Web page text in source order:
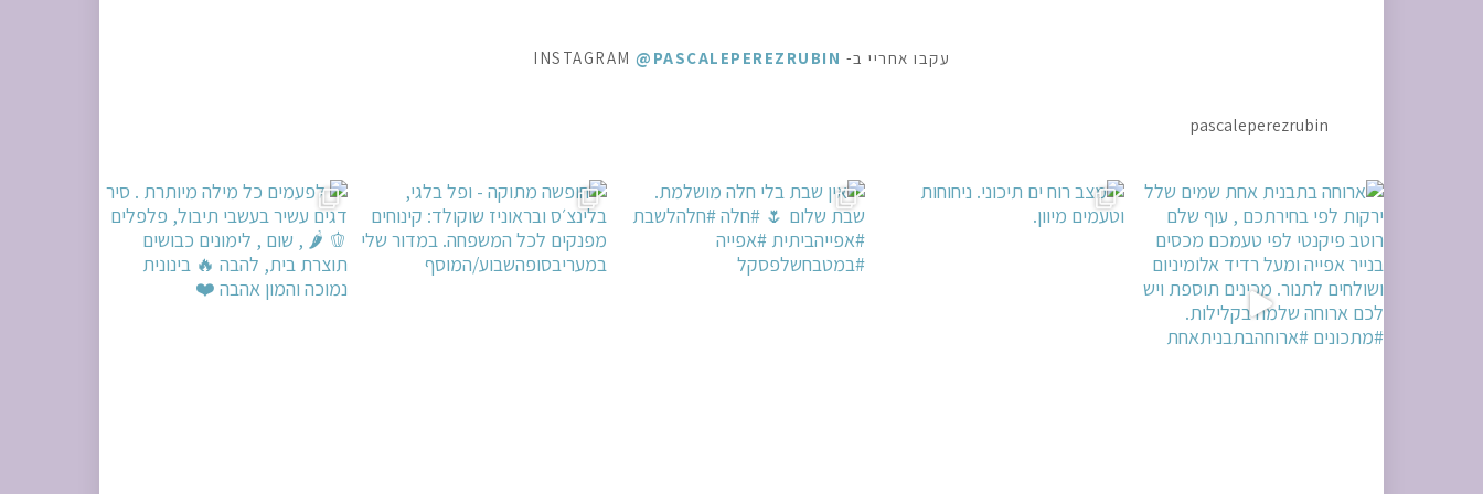
עקבו אחריי ב- INSTAGRAM @PASCALEPEREZRUBIN
pascaleperezrubin
מצב רוח ים תיכוני. ניחוחות וטעמים מיוון.
אין שבת בלי חלה מושלמת. שבת שלום 🌷 #חלה #חלהלשבת #חופשה מתוקה - ופל בלגי, בלינצ׳ס ובראוניז שוקולד: ק⁨ לפעמים כל מילה מיותרת . סיר דגים עשיר בעשבי תיבו